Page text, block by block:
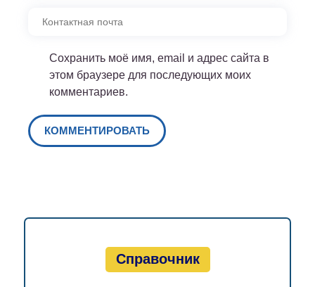
Сохранить моё имя, email и адрес сайта в
этом браузере для последующих моих
комментариев.
Справочник